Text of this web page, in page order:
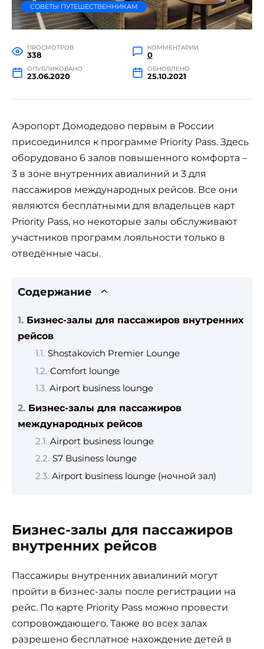
СОВЕТЫ ПУТЕШЕСТВЕННИКАМ
ПРОСМОТРОВ
338
КОММЕНТАРИИ
0
ОПУБЛИКОВАНО
23.06.2020
ОБНОВЛЕНО
25.10.2021
Аэропорт Домодедово первым в России
присоединился к программе Priority Pass. Здесь
оборудовано 6 залов повышенного комфорта –
3 в зоне внутренних авиалиний и 3 для
пассажиров международных рейсов. Все они
являются бесплатными для владельцев карт
Priority Pass, но некоторые залы обслуживают
участников программ лояльности только в
отведённые часы.
Содержание
Бизнес-залы для пассажиров внутренних
рейсов
Shostakovich Premier Lounge
Comfort lounge
Airport business lounge
Бизнес-залы для пассажиров
международных рейсов
Airport business lounge
S7 Business lounge
Airport business lounge (ночной зал)
Бизнес-залы для пассажиров
внутренних рейсов
Пассажиры внутренних авиалиний могут
пройти в бизнес-залы после регистрации на
рейс. По карте Priority Pass можно провести
сопровождающего. Также во всех залах
разрешено бесплатное нахождение детей в